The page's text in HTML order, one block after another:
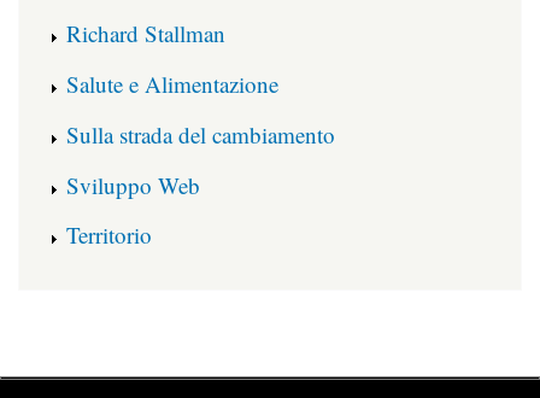
Richard Stallman
Salute e Alimentazione
Sulla strada del cambiamento
Sviluppo Web
Territorio